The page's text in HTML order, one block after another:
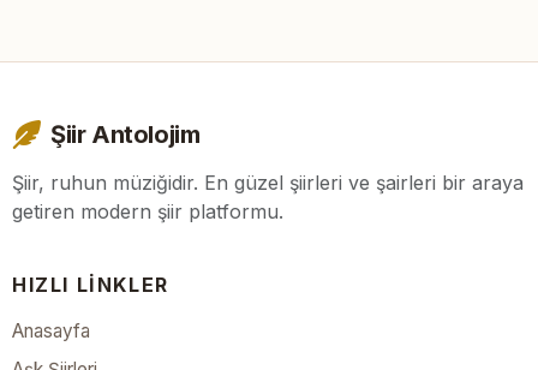
Şiir Antolojim
Şiir, ruhun müziğidir. En güzel şiirleri ve şairleri bir araya
getiren modern şiir platformu.
HIZLI LINKLER
Anasayfa